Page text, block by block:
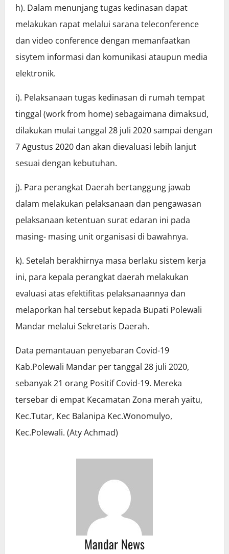
h). Dalam menunjang tugas kedinasan dapat
melakukan rapat melalui sarana teleconference
dan video conference dengan memanfaatkan
sisytem informasi dan komunikasi ataupun media
elektronik.
i). Pelaksanaan tugas kedinasan di rumah tempat
tinggal (work from home) sebagaimana dimaksud,
dilakukan mulai tanggal 28 juli 2020 sampai dengan
7 Agustus 2020 dan akan dievaluasi lebih lanjut
sesuai dengan kebutuhan.
j). Para perangkat Daerah bertanggung jawab
dalam melakukan pelaksanaan dan pengawasan
pelaksanaan ketentuan surat edaran ini pada
masing- masing unit organisasi di bawahnya.
k). Setelah berakhirnya masa berlaku sistem kerja
ini, para kepala perangkat daerah melakukan
evaluasi atas efektifitas pelaksanaannya dan
melaporkan hal tersebut kepada Bupati Polewali
Mandar melalui Sekretaris Daerah.
Data pemantauan penyebaran Covid-19
Kab.Polewali Mandar per tanggal 28 juli 2020,
sebanyak 21 orang Positif Covid-19. Mereka
tersebar di empat Kecamatan Zona merah yaitu,
Kec.Tutar, Kec Balanipa Kec.Wonomulyo,
Kec.Polewali. (Aty Achmad)
Mandar News